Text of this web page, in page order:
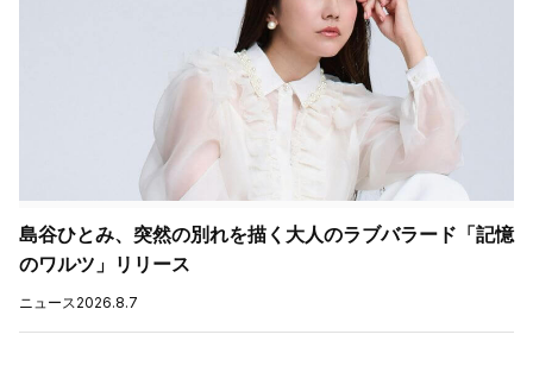
島谷ひとみ、突然の別れを描く大人のラブバラード「記憶
のワルツ」リリース
ニュース2026.8.7